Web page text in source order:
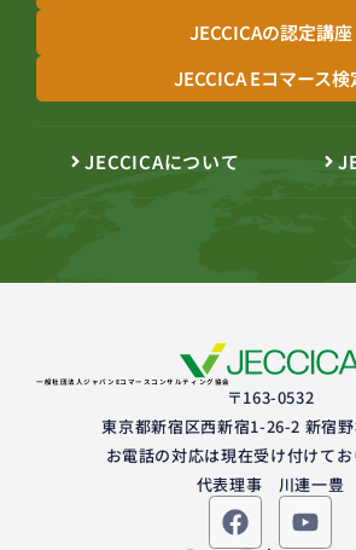
JECCICAの認定講座
JECCICA Eコマース検
JECCICAについて
一般社団法人ジャパンEコマースコンサルティング協会
〒163-0532
東京都新宿区西新宿1-26-2 新宿
お電話の対応は現在受け付けてお
代表理事 川連一豊